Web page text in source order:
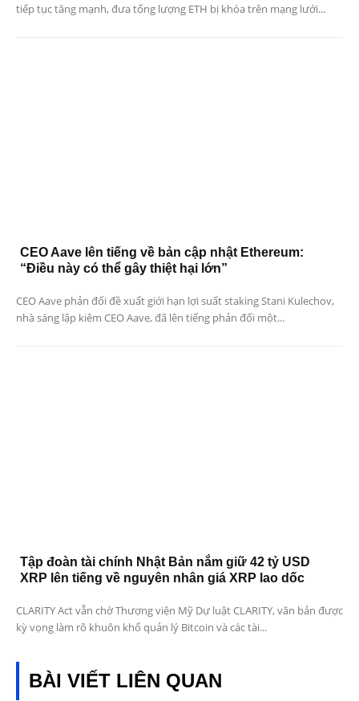
tiếp tục tăng mạnh, đưa tổng lượng ETH bị khóa trên mạng lưới...
CEO Aave lên tiếng về bản cập nhật Ethereum:
“Điều này có thể gây thiệt hại lớn”
CEO Aave phản đối đề xuất giới hạn lợi suất staking Stani Kulechov,
nhà sáng lập kiêm CEO Aave, đã lên tiếng phản đối một...
Tập đoàn tài chính Nhật Bản nắm giữ 42 tỷ USD
XRP lên tiếng về nguyên nhân giá XRP lao dốc
CLARITY Act vẫn chờ Thượng viện Mỹ Dự luật CLARITY, văn bản được
kỳ vọng làm rõ khuôn khổ quản lý Bitcoin và các tài...
BÀI VIẾT LIÊN QUAN